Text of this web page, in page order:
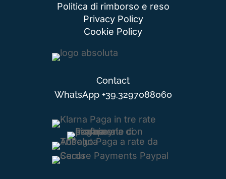
Politica di rimborso e reso
Privacy Policy
Cookie Policy
Contact
WhatsApp +39.3297088060